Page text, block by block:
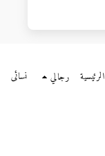
الرئيسية رجالي نسائى